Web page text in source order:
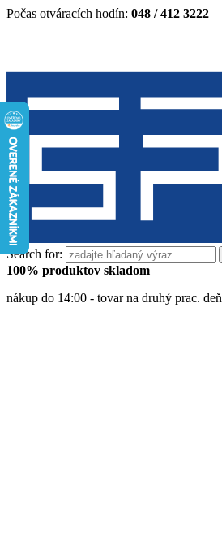
Počas otváracích hodín: 048 / 412 3222
Search for:
100% produktov skladom
nákup do 14:00 - tovar na druhý prac. deň